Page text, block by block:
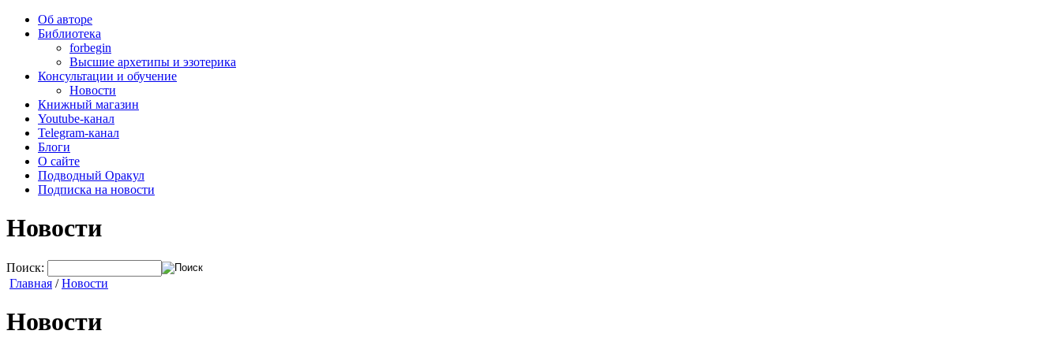
Об авторе
Библиотека
forbegin
Высшие архетипы и эзотерика
Консультации и обучение
Новости
Книжный магазин
Youtube-канал
Telegram-канал
Блоги
О сайте
Подводный Оракул
Подписка на новости
Новости
Поиск:
Главная /Новости
Новости